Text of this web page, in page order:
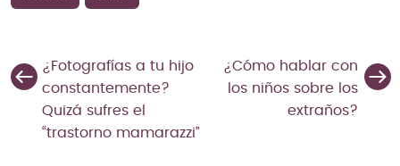
¿Fotografías a tu hijo
constantemente?
Quizá sufres el
“trastorno mamarazzi”
¿Cómo hablar con
los niños sobre los
extraños?